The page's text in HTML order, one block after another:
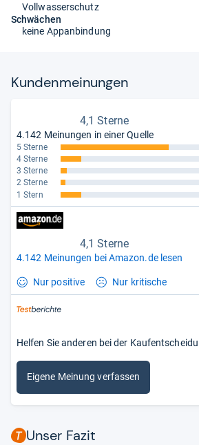
Vollwasserschutz
Schwächen
keine Appanbindung
Kun­den­mei­nun­gen
4,1 Sterne
4.142 Meinungen in einer Quelle
5 Sterne
4 Sterne
3 Sterne
2 Sterne
1 Stern
4,1 Sterne
4.142 Meinungen bei Amazon.de lesen
Nur positive Nur kritische
Helfen Sie anderen bei der
Eigene Meinung verfassen
Unser Fazit